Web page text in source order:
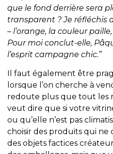
que le fond derrière sera
transparent ? Je réfléchis
– l’orange, la couleur
Pour moi conclut-elle,
l’esprit campagne chic.”
Il faut également être
lorsque l’on cherche à
redoute plus que tout les
veut dire que si votre
ou qu’elle n’est pas
choisir des produits qui ne
des objets factices